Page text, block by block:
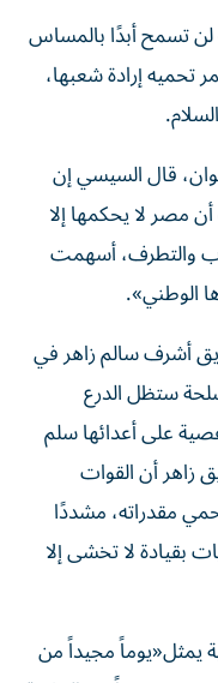
تسمح أبدًا بالمساس
إرادة شعبها،
بالإخوان، قال السيسي إن
أن مصر لا يحكمها إلا
والتطرف، أسهمت
الوطني».
أشرف سالم زاهر في
ستظل الدرع
على أعدائها سلم
زاهر أن القوات
مقدراته، مشددًا
بقيادة لا تخشى إلا
يمثل«يوماً مجيداً من